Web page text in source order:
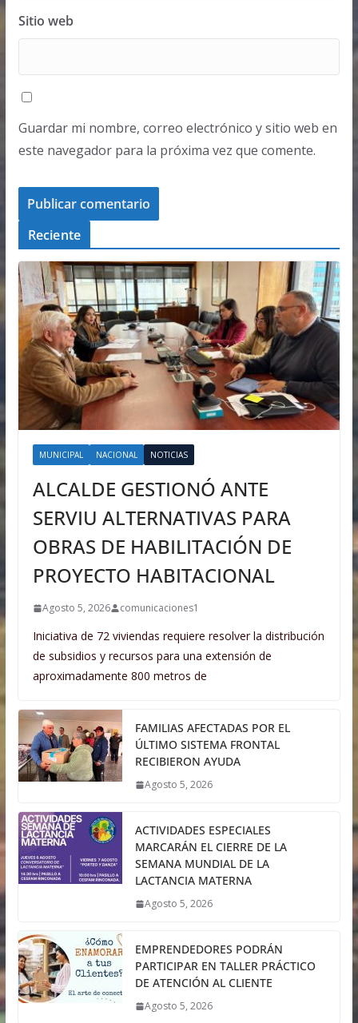
Sitio web
Guardar mi nombre, correo electrónico y sitio web en
este navegador para la próxima vez que comente.
Reciente
MUNICIPAL NACIONAL NOTICIAS
ALCALDE GESTIONÓ ANTE
SERVIU ALTERNATIVAS PARA
OBRAS DE HABILITACIÓN DE
PROYECTO HABITACIONAL
Agosto 5, 2026 comunicaciones1
Iniciativa de 72 viviendas requiere resolver la distribución
de subsidios y recursos para una extensión de
aproximadamente 800 metros de
FAMILIAS AFECTADAS POR EL
ÚLTIMO SISTEMA FRONTAL
RECIBIERON AYUDA
Agosto 5, 2026
ACTIVIDADES ESPECIALES
MARCARÁN EL CIERRE DE LA
SEMANA MUNDIAL DE LA
LACTANCIA MATERNA
Agosto 5, 2026
EMPRENDEDORES PODRÁN
PARTICIPAR EN TALLER PRÁCTICO
DE ATENCIÓN AL CLIENTE
Agosto 5, 2026